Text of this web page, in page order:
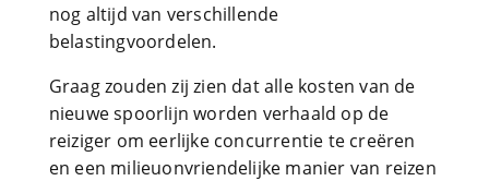
nog altijd van verschillende
belastingvoordelen.
Graag zouden zij zien dat alle kosten van de
nieuwe spoorlijn worden verhaald op de
reiziger om eerlijke concurrentie te creëren
en een milieuonvriendelijke manier van reizen